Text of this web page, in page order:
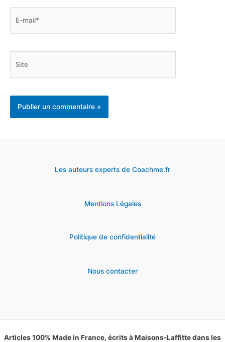
Les auteurs experts de Coachme.fr
Mentions Légales
Politique de confidentialité
Nous contacter
Articles 100% Made in France, écrits à Maisons-Laffitte dans les